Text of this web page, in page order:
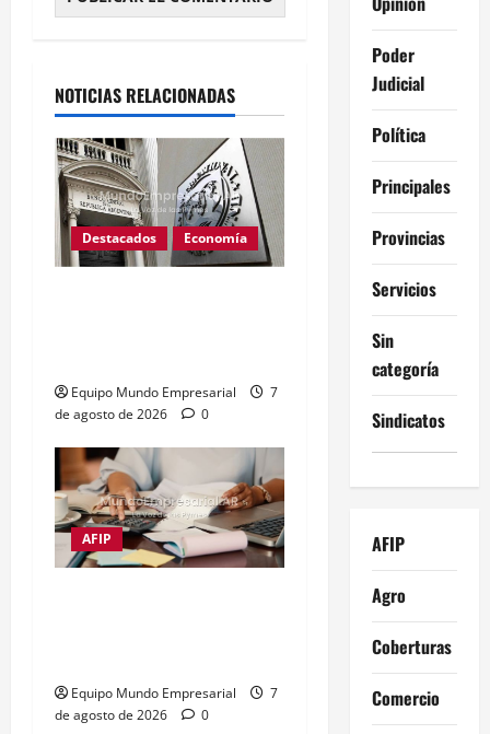
NOTICIAS RELACIONADAS
Destacados Economía
Equipo Mundo Empresarial
7
de agosto de 2026
0
AFIP
Equipo Mundo Empresarial
7
de agosto de 2026
0
Poder
Judicial
Política
Principales
Provincias
Servicios
Sin
categoría
Sindicatos
AFIP
Agro
Coberturas
Comercio